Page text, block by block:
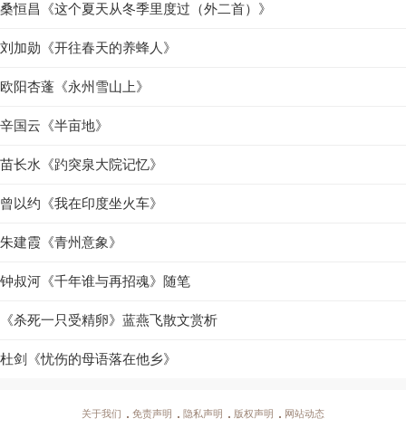
桑恒昌《这个夏天从冬季里度过（外二首）》
刘加勋《开往春天的养蜂人》
欧阳杏蓬《永州雪山上》
辛国云《半亩地》
苗长水《趵突泉大院记忆》
曾以约《我在印度坐火车》
朱建霞《青州意象》
钟叔河《千年谁与再招魂》随笔
《杀死一只受精卵》蓝燕飞散文赏析
杜剑《忧伤的母语落在他乡》
关于我们 免责声明 隐私声明 版权声明 网站动态